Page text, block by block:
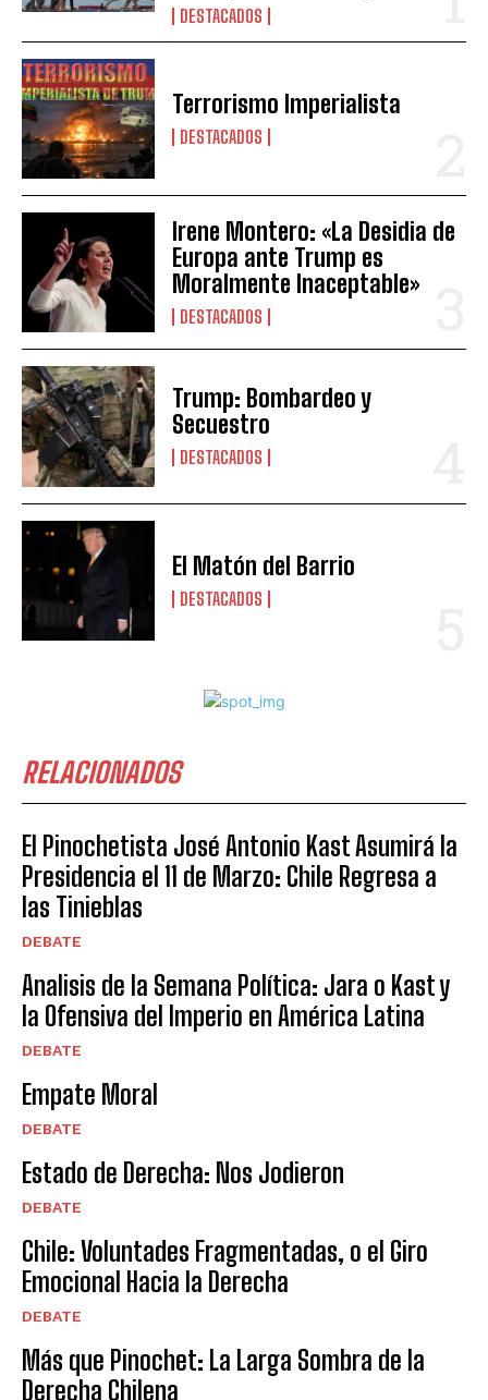
DESTACADOS
Terrorismo Imperialista
DESTACADOS
Irene Montero: «La Desidia de
Europa ante Trump es
Moralmente Inaceptable»
DESTACADOS
Trump: Bombardeo y
Secuestro
DESTACADOS
El Matón del Barrio
DESTACADOS
RELACIONADOS
El Pinochetista José Antonio Kast Asumirá la
Presidencia el 11 de Marzo: Chile Regresa a
las Tinieblas
DEBATE
Analisis de la Semana Política: Jara o Kast y
la Ofensiva del Imperio en América Latina
DEBATE
Empate Moral
DEBATE
Estado de Derecha: Nos Jodieron
DEBATE
Chile: Voluntades Fragmentadas, o el Giro
Emocional Hacia la Derecha
DEBATE
Más que Pinochet: La Larga Sombra de la
Derecha Chilena